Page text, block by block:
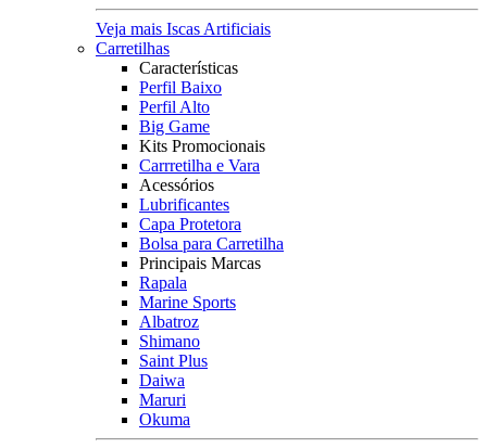
Veja mais Iscas Artificiais
Carretilhas
Características
Perfil Baixo
Perfil Alto
Big Game
Kits Promocionais
Carrretilha e Vara
Acessórios
Lubrificantes
Capa Protetora
Bolsa para Carretilha
Principais Marcas
Rapala
Marine Sports
Albatroz
Shimano
Saint Plus
Daiwa
Maruri
Okuma